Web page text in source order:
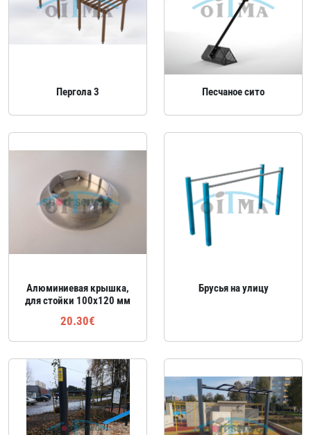
Пергола 3 Песчаное сито
Алюминиевая крышка,
для стойки 100x120 мм
20.30€
Брусья на улицу